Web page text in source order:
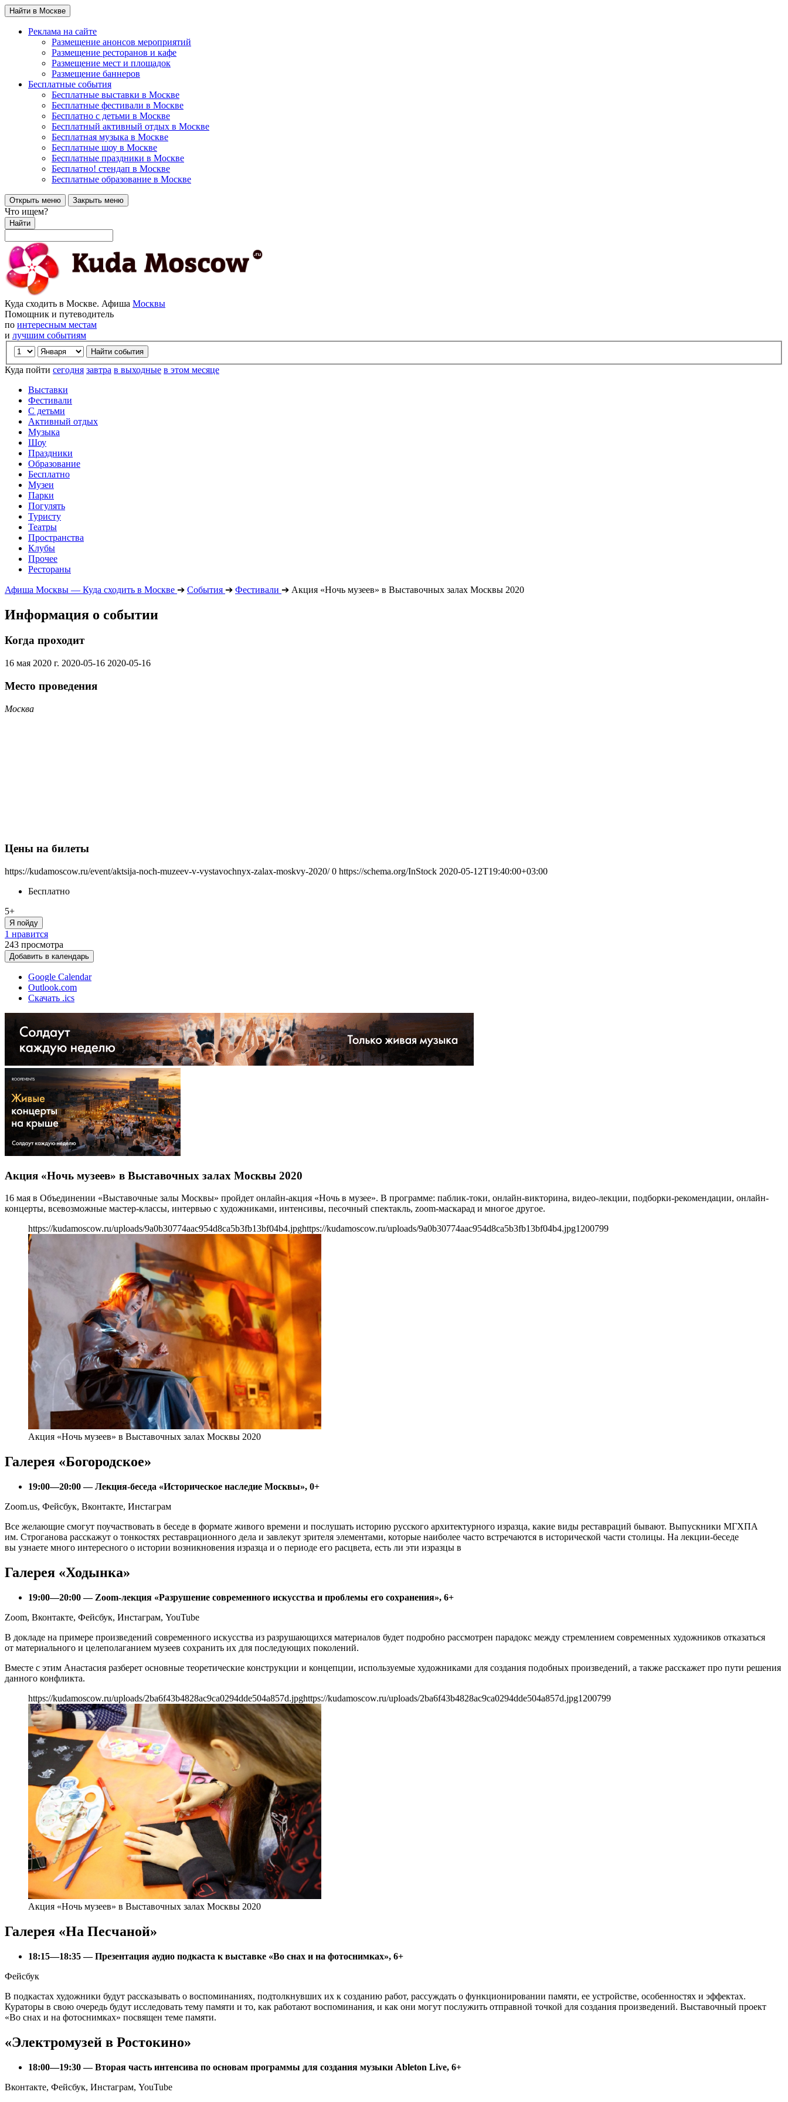
Найти в Москве
Реклама на сайте
Размещение анонсов мероприятий
Размещение ресторанов и кафе
Размещение мест и площадок
Размещение баннеров
Бесплатные события
Бесплатные выставки в Москве
Бесплатные фестивали в Москве
Бесплатно с детьми в Москве
Бесплатный активный отдых в Москве
Бесплатная музыка в Москве
Бесплатные шоу в Москве
Бесплатные праздники в Москве
Бесплатно! стендап в Москве
Бесплатные образование в Москве
Открыть меню Закрыть меню
Что ищем?
Найти
Куда сходить в Москве. Афиша Москвы
Помощник и путеводитель
по интересным местам
и лучшим событиям
Куда пойти сегодня завтра в выходные в этом месяце
Выставки
Фестивали
С детьми
Активный отдых
Музыка
Шоу
Праздники
Образование
Бесплатно
Музеи
Парки
Погулять
Туристу
Театры
Пространства
Клубы
Прочее
Рестораны
Афиша Москвы — Куда сходить в Москве ➔ События ➔ Фестивали ➔ Акция «Ночь музеев» в Выставочных залах Москвы 2020
Информация о событии
Когда проходит
16 мая 2020 г. 2020-05-16 2020-05-16
Место проведения
Москва
Цены на билеты
https://kudamoscow.ru/event/aktsija-noch-muzeev-v-vystavochnyx-zalax-moskvy-2020/ 0 https://schema.org/InStock 2020-05-12T19:40:00+03:00
Бесплатно
5+
Я пойду
1 нравится
243 просмотра
Добавить в календарь
Google Calendar
Outlook.com
Скачать .ics
Акция «Ночь музеев» в Выставочных залах Москвы 2020
16 мая в Объединении «Выставочные залы Москвы» пройдет онлайн-акция «Ночь в музее». В программе: паблик-токи, онлайн-викторина, видео-лекции, подборки-рекомендации, онлайн-
концерты, всевозможные мастер-классы, интервью с художниками, интенсивы, песочный спектакль, zoom-маскарад и многое другое.
https://kudamoscow.ru/uploads/9a0b30774aac954d8ca5b3fb13bf04b4.jpghttps://kudamoscow.ru/uploads/9a0b30774aac954d8ca5b3fb13bf04b4.jpg1200799
Акция «Ночь музеев» в Выставочных залах Москвы 2020
Галерея «Богородское»
19:00—20:00 — Лекция-беседа «Историческое наследие Москвы», 0+
Zoom.us, Фейсбук, Вконтакте, Инстаграм
Все желающие смогут поучаствовать в беседе в формате живого времени и послушать историю русского архитектурного изразца, какие виды реставраций бывают. Выпускники МГХПА
им. Строганова расскажут о тонкостях реставрационного дела и завлекут зрителя элементами, которые наиболее часто встречаются в исторической части столицы. На лекции-беседе
вы узнаете много интересного о истории возникновения изразца и о периоде его расцвета, есть ли эти изразцы в
Галерея «Ходынка»
19:00—20:00 — Zoom-лекция «Разрушение современного искусства и проблемы его сохранения», 6+
Zoom, Вконтакте, Фейсбук, Инстаграм, YouTube
В докладе на примере произведений современного искусства из разрушающихся материалов будет подробно рассмотрен парадокс между стремлением современных художников отказаться
от материального и целеполаганием музеев сохранить их для последующих поколений.
Вместе с этим Анастасия разберет основные теоретические конструкции и концепции, используемые художниками для создания подобных произведений, а также расскажет про пути решения
данного конфликта.
https://kudamoscow.ru/uploads/2ba6f43b4828ac9ca0294dde504a857d.jpghttps://kudamoscow.ru/uploads/2ba6f43b4828ac9ca0294dde504a857d.jpg1200799
Акция «Ночь музеев» в Выставочных залах Москвы 2020
Галерея «На Песчаной»
18:15—18:35 — Презентация аудио подкаста к выставке «Во снах и на фотоснимках», 6+
Фейсбук
В подкастах художники будут рассказывать о воспоминаниях, подтолкнувших их к созданию работ, рассуждать о функционировании памяти, ее устройстве, особенностях и эффектах.
Кураторы в свою очередь будут исследовать тему памяти и то, как работают воспоминания, и как они могут послужить отправной точкой для создания произведений. Выставочный проект
«Во снах и на фотоснимках» посвящен теме памяти.
«Электромузей в Ростокино»
18:00—19:30 — Вторая часть интенсива по основам программы для создания музыки Ableton Live, 6+
Вконтакте, Фейсбук, Инстаграм, YouTube